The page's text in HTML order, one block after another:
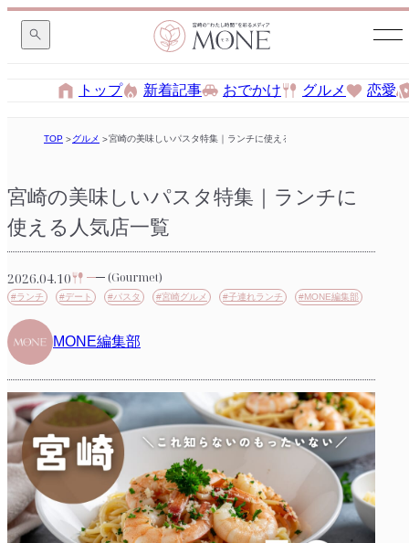
トップ 新着記事 おでかけ グルメ 恋愛
TOP グルメ 宮崎の美味しいパスタ特集｜ランチに使える人気店一覧
宮崎の美味しいパスタ特集｜ランチに
使える人気店一覧
2026.04.10 (Gourmet)
#ランチ #デート #パスタ #宮崎グルメ #子連れランチ #MONE編集部
MONE編集部